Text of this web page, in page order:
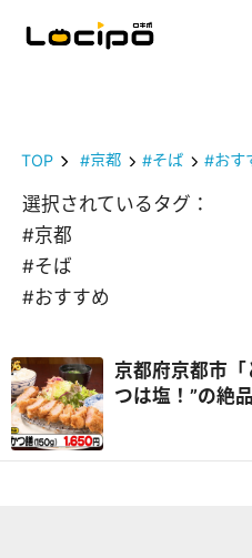
TOP #京都 #そば #おす
選択されているタグ：
#京都
#そば
#おすすめ
京都府京都市
つは塩！”の絶
「そば処 ふく